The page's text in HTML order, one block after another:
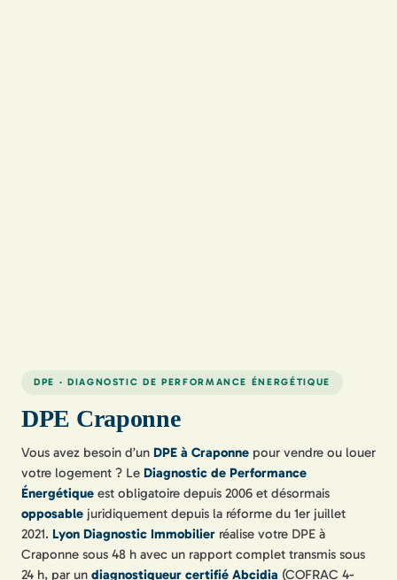
DPE · DIAGNOSTIC DE PERFORMANCE ÉNERGÉTIQUE
DPE Craponne
Vous avez besoin d’un DPE à Craponne pour vendre ou louer
votre logement ? Le Diagnostic de Performance
Énergétique est obligatoire depuis 2006 et désormais
opposable juridiquement depuis la réforme du 1er juillet
2021. Lyon Diagnostic Immobilier réalise votre DPE à
Craponne sous 48 h avec un rapport complet transmis sous
24 h, par un diagnostiqueur certifié Abcidia (COFRAC 4-